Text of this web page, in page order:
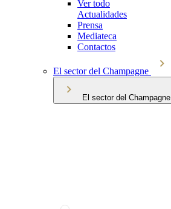
Ver todo
Actualidades
Prensa
Mediateca
Contactos
El sector del Champagne
El sector del Champagne